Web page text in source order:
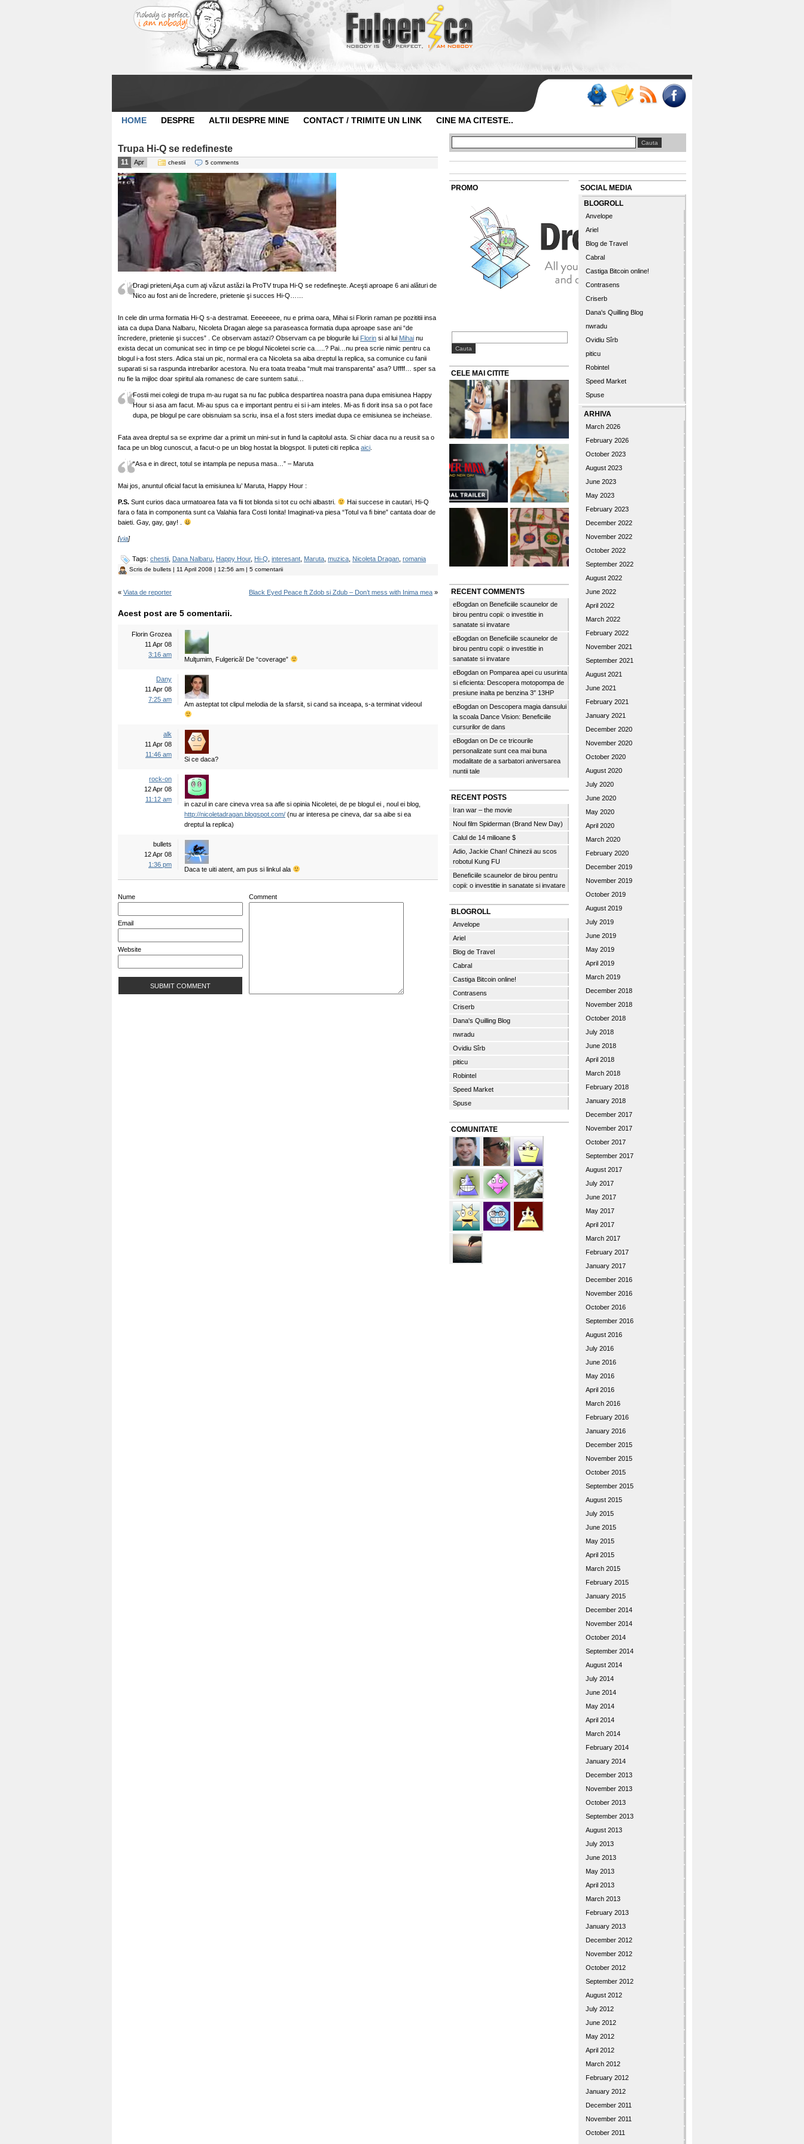
HOME DESPRE ALTII DESPRE MINE CONTACT / TRIMITE UN LINK CINE MA CITESTE..
Trupa Hi-Q se redefineste
11 Apr chestii 5 comments
Dragi prieteni,Aşa cum aţi văzut astăzi la ProTV trupa Hi-Q se redefineşte. Aceşti aproape 6 ani alături de
Nico au fost ani de încredere, prietenie şi succes Hi-Q……
In cele din urma formatia Hi-Q s-a destramat. Eeeeeeee, nu e prima oara, Mihai si Florin raman pe pozititii insa
iata ca dupa Dana Nalbaru, Nicoleta Dragan alege sa paraseasca formatia dupa aproape sase ani “de
încredere, prietenie şi succes” . Ce observam astazi? Observam ca pe blogurile lui Florin si al lui Mihai nu
exista decat un comunicat sec in timp ce pe blogul Nicoletei scrie ca…..? Pai…nu prea scrie nimic pentru ca
blogul i-a fost sters. Adica stai un pic, normal era ca Nicoleta sa aiba dreptul la replica, sa comunice cu fanii
suparati si sa raspunda intrebarilor acestora. Nu era toata treaba “mult mai transparenta” asa? Uffff… sper sa
nu fie la mijloc doar spiritul ala romanesc de care suntem satui…
Fostii mei colegi de trupa m-au rugat sa nu fac publica despartirea noastra pana dupa emisiunea Happy
Hour si asa am facut. Mi-au spus ca e important pentru ei si i-am inteles. Mi-as fi dorit insa sa o pot face
dupa, pe blogul pe care obisnuiam sa scriu, insa el a fost sters imediat dupa ce emisiunea se incheiase.
Fata avea dreptul sa se exprime dar a primit un mini-sut in fund la capitolul asta. Si chiar daca nu a reusit sa o
faca pe un blog cunoscut, a facut-o pe un blog hostat la blogspot. Ii puteti citi replica aici
“Asa e in direct, totul se intampla pe nepusa masa…” – Maruta
Mai jos, anuntul oficial facut la emisiunea lu’ Maruta, Happy Hour :
P.S. Sunt curios daca urmatoarea fata va fii tot blonda si tot cu ochi albastri.
Hai succese in cautari, Hi-Q
fara o fata in componenta sunt ca Valahia fara Costi Ionita! Imaginati-va piesa “Totul va fi bine” cantata doar de
baieti. Gay, gay, gay! .
[via]
Tags: chestii Dana Nalbaru Happy Hour, Hi-Q interesant Maruta muzica Nicoleta Dragan romania
Scris de bullets | 11 April 2008 | 12:56 am | 5 comentarii
« Viata de reporter Black Eyed Peace ft Zdob si Zdub – Don’t mess with Inima mea »
Acest post are 5 comentarii.
Florin Grozea
11 Apr 08
3:16 am
Mulţumim, Fulgerică! De “coverage”
Dany
11 Apr 08
7:25 am
Am asteptat tot clipul melodia de la sfarsit, si cand sa inceapa, s-a terminat videoul
alk
11 Apr 08
11:46 am
Si ce daca?
rock-on
12 Apr 08
11:12 am
in cazul in care cineva vrea sa afle si opinia Nicoletei, de pe blogul ei , noul ei blog,
http://nicoletadragan.blogspot.com/ (nu ar interesa pe cineva, dar sa aibe si ea
dreptul la replica)
bullets
12 Apr 08
1:36 pm
Daca te uiti atent, am pus si linkul ala
Nume
Email
Website
Comment
PROMO
CELE MAI CITITE
RECENT COMMENTS
eBogdan on Beneficiile scaunelor de
birou pentru copii: o investitie in
sanatate si invatare
eBogdan on Beneficiile scaunelor de
birou pentru copii: o investitie in
sanatate si invatare
eBogdan on Pomparea apei cu usurinta
si eficienta: Descopera motopompa de
presiune inalta pe benzina 3″ 13HP
eBogdan on Descopera magia dansului
la scoala Dance Vision: Beneficiile
cursurilor de dans
eBogdan on De ce tricourile
personalizate sunt cea mai buna
modalitate de a sarbatori aniversarea
nuntii tale
RECENT POSTS
Iran war – the movie
Noul film Spiderman (Brand New Day)
Calul de 14 milioane $
Adio, Jackie Chan! Chinezii au scos
robotul Kung FU
Beneficiile scaunelor de birou pentru
copii: o investitie in sanatate si invatare
BLOGROLL
Anvelope
Ariel
Blog de Travel
Cabral
Castiga Bitcoin online!
Contrasens
Criserb
Dana's Quilling Blog
nwradu
Ovidiu Sîrb
piticu
Robintel
Speed Market
Spuse
COMUNITATE
SOCIAL MEDIA
BLOGROLL
Anvelope
Ariel
Blog de Travel
Cabral
Castiga Bitcoin online!
Contrasens
Criserb
Dana's Quilling Blog
nwradu
Ovidiu Sîrb
piticu
Robintel
Speed Market
Spuse
ARHIVA
March 2026
February 2026
October 2023
August 2023
June 2023
May 2023
February 2023
December 2022
November 2022
October 2022
September 2022
August 2022
June 2022
April 2022
March 2022
February 2022
November 2021
September 2021
August 2021
June 2021
February 2021
January 2021
December 2020
November 2020
October 2020
August 2020
July 2020
June 2020
May 2020
April 2020
March 2020
February 2020
December 2019
November 2019
October 2019
August 2019
July 2019
June 2019
May 2019
April 2019
March 2019
December 2018
November 2018
October 2018
July 2018
June 2018
April 2018
March 2018
February 2018
January 2018
December 2017
November 2017
October 2017
September 2017
August 2017
July 2017
June 2017
May 2017
April 2017
March 2017
February 2017
January 2017
December 2016
November 2016
October 2016
September 2016
August 2016
July 2016
June 2016
May 2016
April 2016
March 2016
February 2016
January 2016
December 2015
November 2015
October 2015
September 2015
August 2015
July 2015
June 2015
May 2015
April 2015
March 2015
February 2015
January 2015
December 2014
November 2014
October 2014
September 2014
August 2014
July 2014
June 2014
May 2014
April 2014
March 2014
February 2014
January 2014
December 2013
November 2013
October 2013
September 2013
August 2013
July 2013
June 2013
May 2013
April 2013
March 2013
February 2013
January 2013
December 2012
November 2012
October 2012
September 2012
August 2012
July 2012
June 2012
May 2012
April 2012
March 2012
February 2012
January 2012
December 2011
November 2011
October 2011